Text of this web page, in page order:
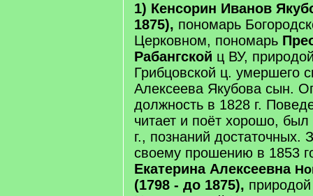
1) Кенсорин Иванов
1875), пономарь
Церковном, пономарь
Рабангской ц ВУ,
Грибцовской ц. умершего
Алексеева Якубова сын.
должность в 1828 г.
читает и поёт хорошо,
г., познаний достаточных.
своему прошению в 1853
Екатерина Алексеевна
(1798 - до 1875), природой